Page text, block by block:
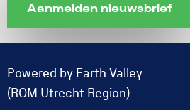
Aanmelden nieuwsbrief
Powered by Earth Valley
(ROM Utrecht Region)